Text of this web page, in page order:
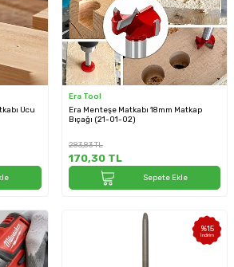
Ucu
Era Tool
Era Menteşe Matkabı 18mm Matkap
Bıçağı (21-01-02)
283,83TL
170,30 TL
Sepete Ekle
%15
İndirim